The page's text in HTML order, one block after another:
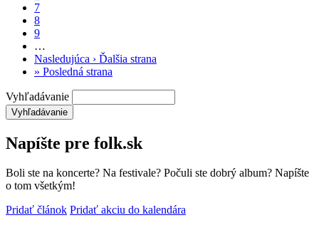
7
8
9
…
Nasledujúca › Ďalšia strana
» Posledná strana
Vyhľadávanie
Napíšte pre folk.sk
Boli ste na koncerte? Na festivale? Počuli ste dobrý album? Napíšte
o tom všetkým!
Pridať článok Pridať akciu do kalendára